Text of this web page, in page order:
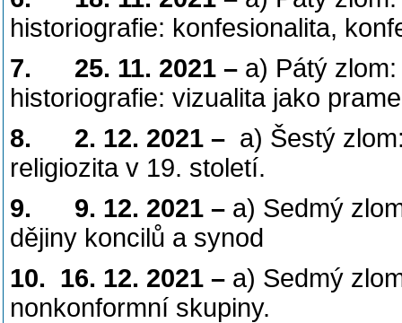
historiografie: konfesionalita,
7. 25. 11. 2021 – a) Pátý
historiografie: vizualita jako
8. 2. 12. 2021 – a) Šestý
religiozita v 19. století.
9. 9. 12. 2021 – a) Sedmý
dějiny koncilů a synod
10. 16. 12. 2021 – a) Sedmý
nonkonformní skupiny.